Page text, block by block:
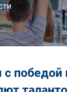
победой